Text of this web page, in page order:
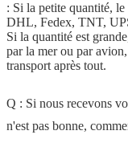
: Si la petite quantité,
DHL, Fedex, TNT,
Si la quantité est
par la mer ou par
transport après tout.
Q : Si nous recevons
n'est pas bonne,